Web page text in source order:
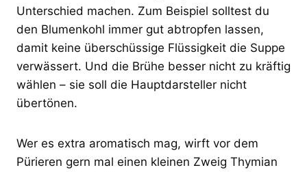
Unterschied machen. Zum Beispiel solltest du
den Blumenkohl immer gut abtropfen lassen,
damit keine überschüssige Flüssigkeit die Suppe
verwässert. Und die Brühe besser nicht zu kräftig
wählen – sie soll die Hauptdarsteller nicht
übertönen.
Wer es extra aromatisch mag, wirft vor dem
Pürieren gern mal einen kleinen Zweig Thymian